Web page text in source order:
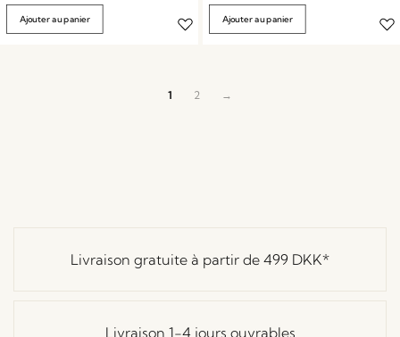
Ajouter au panier Ajouter au panier
1 2 →
Livraison gratuite à partir de 499 DKK*
Livraison 1-4 jours ouvrables